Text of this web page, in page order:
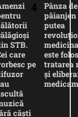
STB.
care
pe
căști
Pânza de
păianjen
putea
este
tratarea
și